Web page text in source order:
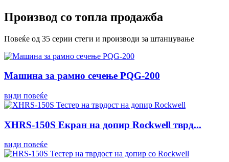
Производ со топла продажба
Повеќе од 35 серии стеги и производи за штанцување
Машина за рамно сечење PQG-200
види повеќе
XHRS-150S Екран на допир Rockwell тврд...
види повеќе